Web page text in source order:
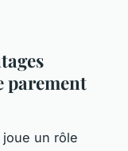
parement
joue un rôle